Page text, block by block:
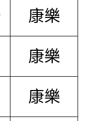
康樂
康樂
康樂